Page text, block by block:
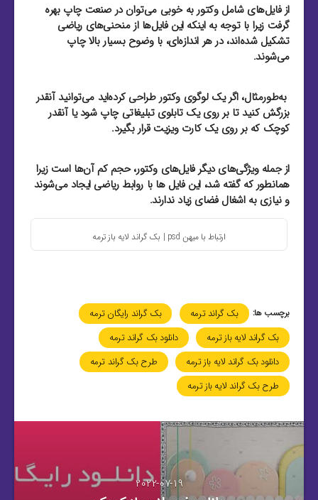
از فایل‌‌های شامل وکتور به خوبی می‌توان در صنعت چاپ بهره
گرفت زیرا با توجه به اینکه این فایل‌‌ها از منحنی‌های ریاضی
تشکیل شده‌اند، در هر اندازه‌ای، با وضوح بسیار بالا چاپ
می‌شوند.
به‌طور‌مثال، اگر یک لوگوی وکتور طراحی کرده‌اید می‌توانید آنقدر
بزرگش کنید تا بر روی یک تابلوی تبلیغاتی چاپ شود یا آنقدر
کوچک که بر روی یک کارت ویزیت قرار بگیرد.
از جمله ویژگی‌های دیگر فایل‌های وکتور، حجم کم آن‌ها است زیرا
همانطور که گفته شد، این فایل‌ ها با روابط ریاضی ایجاد می‌شوند
و نیازی به اشغال فضای زیاد ندارند.
ارتباط با میهن psd | بک گراند لایه باز ترمه
برچسب ها: بک گراند ترمه
بک گراند رایگان ترمه
بک گراند لایه باز ترمه
دانلود بک گراند ترمه
دانلود بک گراند لایه باز ترمه
طرح بک گراند ترمه
طرح بک گراند لایه باز ترمه
2022-07-19